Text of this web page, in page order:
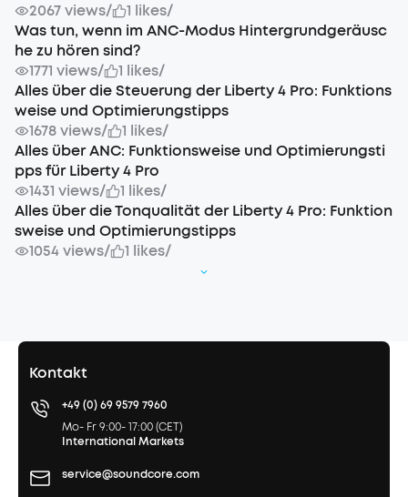
2067 views/ 1 likes/
Was tun, wenn im ANC-Modus Hintergrundgeräusc
he zu hören sind?
1771 views/ 1 likes/
Alles über die Steuerung der Liberty 4 Pro: Funktions
weise und Optimierungstipps
1678 views/ 1 likes/
Alles über ANC: Funktionsweise und Optimierungsti
pps für Liberty 4 Pro
1431 views/ 1 likes/
Alles über die Tonqualität der Liberty 4 Pro: Funktion
sweise und Optimierungstipps
1054 views/ 1 likes/
Kontakt
+49 (0) 69 9579 7960
Mo- Fr 9:00- 17:00 (CET)
International Markets
service@soundcore.com